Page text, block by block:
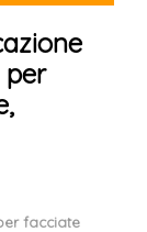
per
facciate